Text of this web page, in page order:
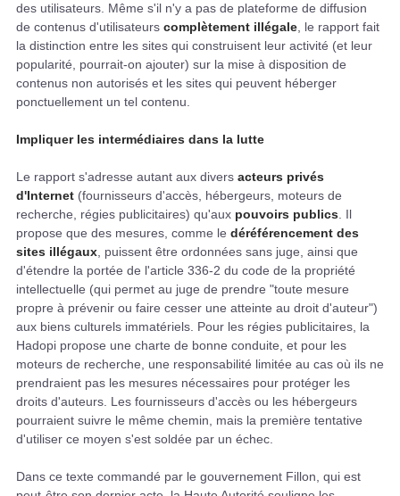
des utilisateurs. Même s'il n'y a pas de plateforme de diffusion
de contenus d'utilisateurs complètement illégale , le rapport fait
la distinction entre les sites qui construisent leur activité (et leur
popularité, pourrait-on ajouter) sur la mise à disposition de
contenus non autorisés et les sites qui peuvent héberger
ponctuellement un tel contenu.
Impliquer les intermédiaires dans la lutte
Le rapport s'adresse autant aux divers acteurs privés
d'Internet (fournisseurs d'accès, hébergeurs, moteurs de
recherche, régies publicitaires) qu'aux pouvoirs publics . Il
propose que des mesures, comme le déréférencement des
sites illégaux , puissent être ordonnées sans juge, ainsi que
d'étendre la portée de l'article 336-2 du code de la propriété
intellectuelle (qui permet au juge de prendre "toute mesure
propre à prévenir ou faire cesser une atteinte au droit d'auteur")
aux biens culturels immatériels. Pour les régies publicitaires, la
Hadopi propose une charte de bonne conduite, et pour les
moteurs de recherche, une responsabilité limitée au cas où ils ne
prendraient pas les mesures nécessaires pour protéger les
droits d'auteurs. Les fournisseurs d'accès ou les hébergeurs
pourraient suivre le même chemin, mais la première tentative
d'utiliser ce moyen s'est soldée par un échec.
Dans ce texte commandé par le gouvernement Fillon, qui est